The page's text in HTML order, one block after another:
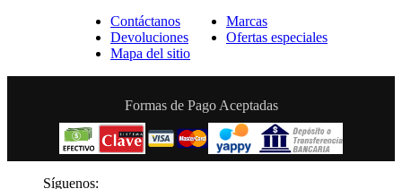
Contáctanos
Devoluciones
Mapa del sitio
Marcas
Ofertas especiales
Formas de Pago Aceptadas
Síguenos: